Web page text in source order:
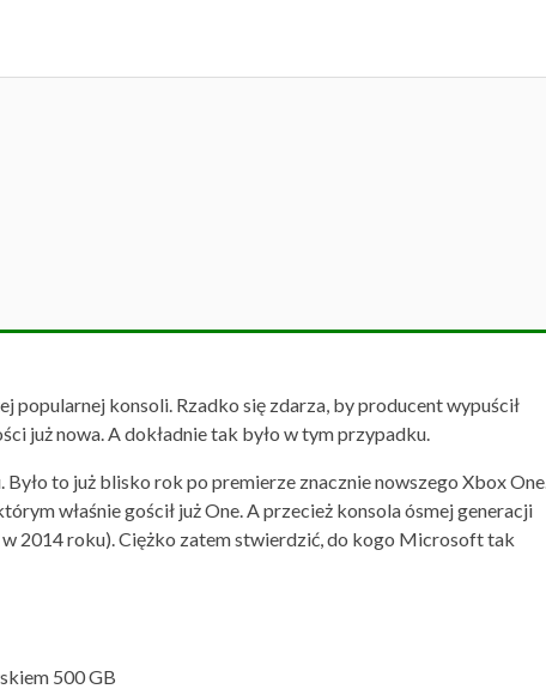
konsoli. Rzadko się zdarza, by producent wypuścił
już nowa. A dokładnie tak było w tym przypadku.
to już blisko rok po premierze znacznie nowszego Xbox One.
właśnie gościł już One. A przecież konsola ósmej generacji
w 2014 roku). Ciężko zatem stwierdzić, do kogo Microsoft tak
500 GB